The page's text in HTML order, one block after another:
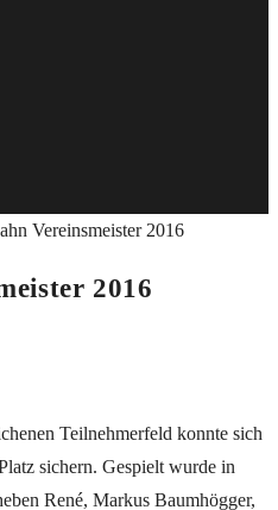
2016
Teilnehmerfeld konnte sich
sichern. Gespielt wurde in
René, Markus Baumhögger,